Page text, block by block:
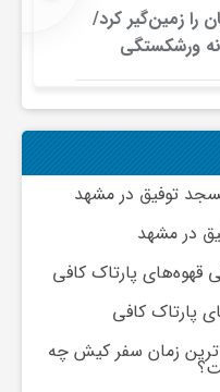
را زمین‌گیر کرد/
ورشکستگی
توفیق در مشهد
در مشهد
قهوه‌های پارتاک کافی
پارتاک کافی
ترین زمان سفر کیش چه